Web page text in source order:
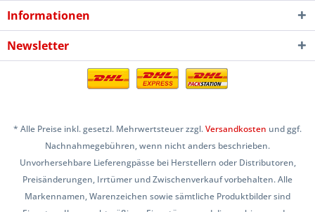
Informationen
Newsletter
* Alle Preise inkl. gesetzl. Mehrwertsteuer zzgl.Versandkosten und ggf.
Nachnahmegebühren, wenn nicht anders beschrieben.
Unvorhersehbare Lieferengpässe bei Herstellern oder Distributoren,
Preisänderungen, Irrtümer und Zwischenverkauf vorbehalten. Alle
Markennamen, Warenzeichen sowie sämtliche Produktbilder sind